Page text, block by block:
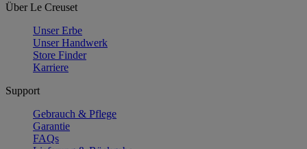
Über Le Creuset
Unser Erbe
Unser Handwerk
Store Finder
Karriere
Support
Gebrauch & Pflege
Garantie
FAQs